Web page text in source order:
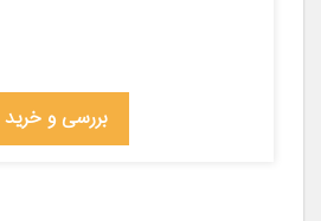
بررسی و خرید